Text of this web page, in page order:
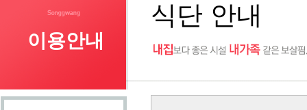
이용안내
식단 안내